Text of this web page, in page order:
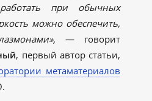
при обычных
можно обеспечить,
— говорит
, первый автор статьи,
метаматериалов